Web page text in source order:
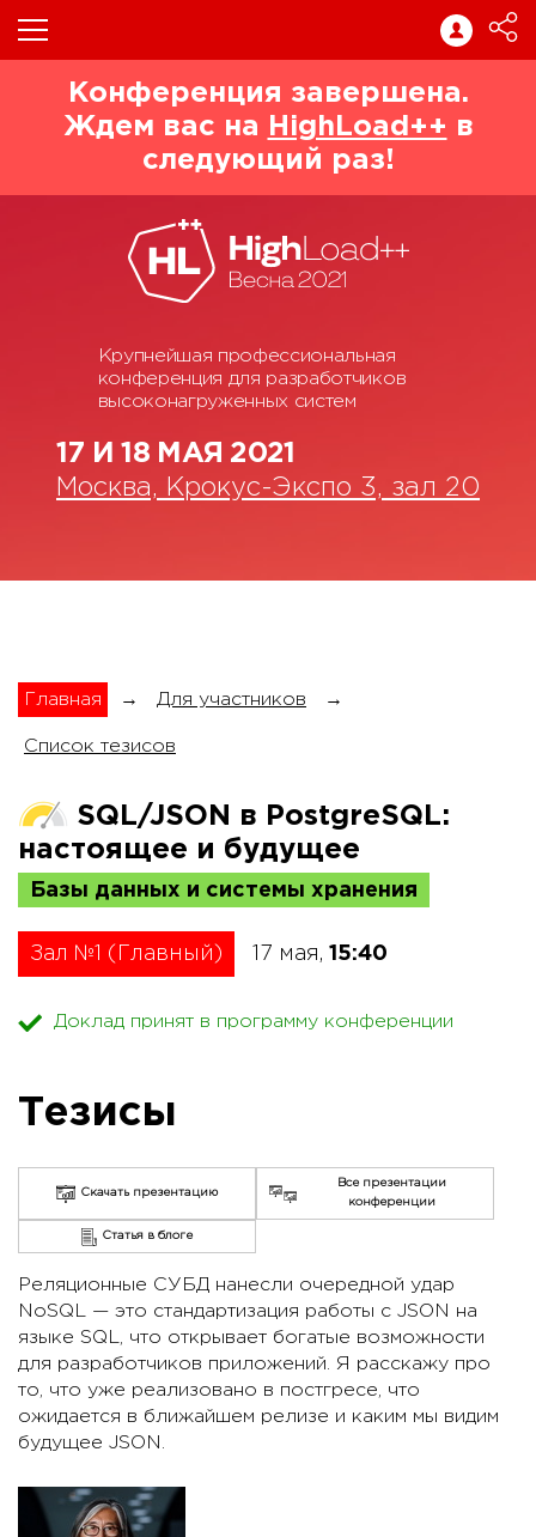
Конференция завершена.
Ждем вас на
HighLoad++ в
следующий раз!
Крупнейшая профессиональная
конференция для разработчиков
высоконагруженных систем
17 И 18 МАЯ 2021
Москва, Крокус-Экспо 3, зал 20
Главная → Для участников →
Список тезисов
SQL/JSON в PostgreSQL:
настоящее и будущее
Базы данных и системы хранения
Зал №1 (Главный) 17 мая, 15:40
Доклад принят в программу конференции
Тезисы
Скачать презентацию
Все презентации
конференции
Статья в блоге
Реляционные СУБД нанесли очередной удар
NoSQL — это стандартизация работы с JSON на
языке SQL, что открывает богатые возможности
для разработчиков приложений. Я расскажу про
то, что уже реализовано в постгресе, что
ожидается в ближайшем релизе и каким мы видим
будущее JSON.